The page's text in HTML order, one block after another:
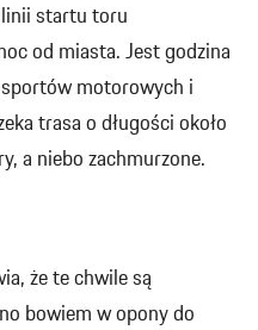
startu toru
od miasta. Jest godzina
motorowych i
trasa o długości około
a niebo zachmurzone.
że te chwile są
bowiem w opony do